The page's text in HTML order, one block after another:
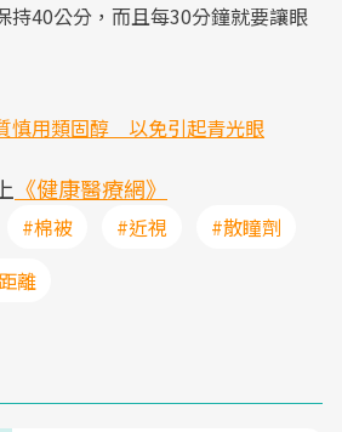
持40公分，而且每30分鐘就要讓眼
慎用類固醇 以免引起青光眼
《健康醫療網》
#棉被 #近視
#散瞳劑
離